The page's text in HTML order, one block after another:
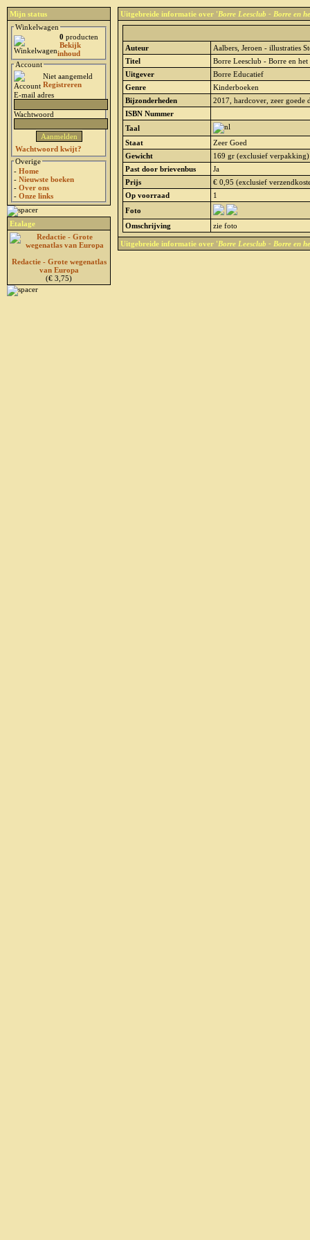
Mijn status
Winkelwagen
0 producten
Bekijk
inhoud
Account
Niet aangemeld
Registreren
E-mail adres
Wachtwoord
Wachtwoord kwijt?
Overige
- Home
- Nieuwste boeken
- Over ons
- Onze links
Etalage
Redactie - Grote wegenatlas
van Europa
(€ 3,75)
Uitgebreide informatie over 'Borre Leesclub - Borre en
Auteur
Aalbers, Jeroen - illustraties
Titel
Borre Leesclub - Borre en
Uitgever
Borre Educatief
Genre
Kinderboeken
Bijzonderheden
2017, hardcover, zeer goede
ISBN Nummer
Taal
Staat
Zeer Goed
Gewicht
169 gr (exclusief verpakking)
Past door brievenbus
Ja
Prijs
€ 0,95 (exclusief
Op voorraad
1
Foto
Omschrijving
zie foto
Uitgebreide informatie over 'Borre Leesclub - Borre en